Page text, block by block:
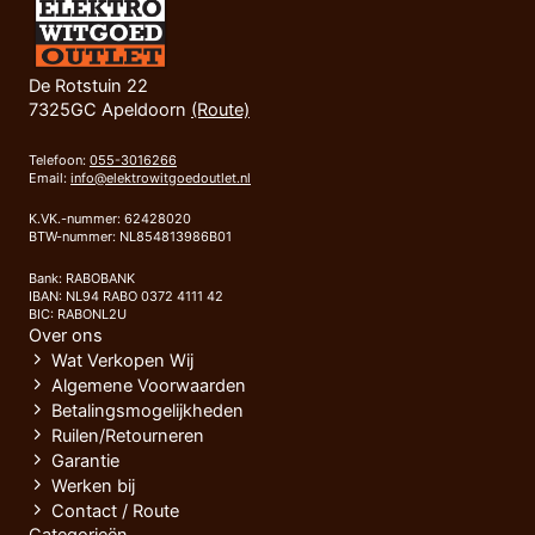
De Rotstuin 22
7325GC Apeldoorn (Route)
Telefoon: 055-3016266
Email: info@elektrowitgoedoutlet.nl
K.VK.-nummer: 62428020
BTW-nummer: NL854813986B01
Bank: RABOBANK
IBAN: NL94 RABO 0372 4111 42
BIC: RABONL2U
Over ons
Wat Verkopen Wij
Algemene Voorwaarden
Betalingsmogelijkheden
Ruilen/Retourneren
Garantie
Werken bij
Contact / Route